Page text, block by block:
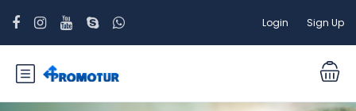
Login Sign Up